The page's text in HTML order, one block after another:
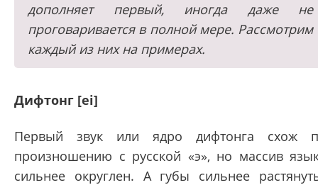
дополняет первый, иногда даже не
проговаривается в полной мере. Рассмотрим
каждый из них на примерах.
Дифтонг [ei]
Первый звук или ядро дифтонга схож
произношению с русской «э», но массив
сильнее округлен. А губы сильнее